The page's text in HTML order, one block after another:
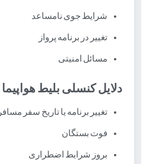
شرایط جوی نامساعد
تغییر در برنامه پرواز
مسائل امنیتی
دلایل کنسلی بلیط
تغییر برنامه یا تاریخ سفر مسافر
فوت بستگان
بروز شرایط اضطراری